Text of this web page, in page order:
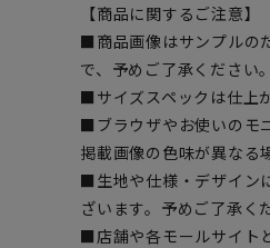
【商品に関するご注意】
■商品画像はサンプルの
で、予めご了承ください。
■サイズスペックは仕上
■ブラウザやお使いのモ
掲載画像の色味が異なる
■生地や仕様・デザイン
ざいます。予めご了承く
■店舗や各モールサイト